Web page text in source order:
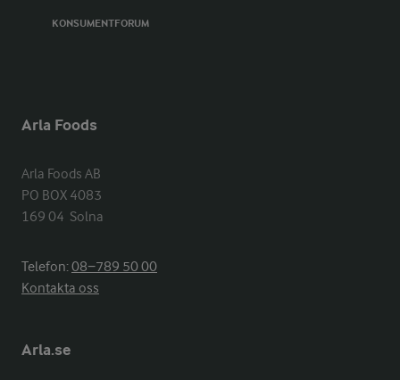
KONSUMENTFORUM
Arla Foods
Arla Foods AB
PO BOX 4083
169 04  Solna
Telefon:08−789 50 00
Kontakta oss
Arla.se